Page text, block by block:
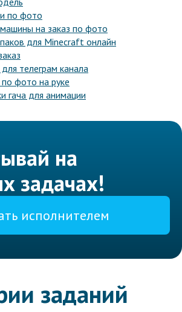
по фото
на заказ по фото
для Minecraft онлайн
телеграм канала
по фото на руке
гача для анимации
на
задачах!
исполнителем
заданий